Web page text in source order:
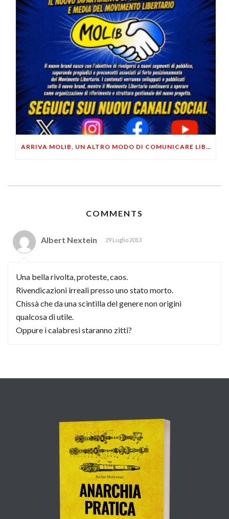
ARRIVA MOLIB, UN ALTRO MODO DI COMUNICARE LIBERTARIO
COMMENTS
Albert Nextein 29 Luglio 2013
Una bella rivolta, proteste, caos.
Rivendicazioni irreali presso uno stato morto.
Chissà che da una scintilla del genere non origini
qualcosa di utile.
Oppure i calabresi staranno zitti?